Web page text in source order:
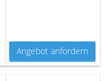
Angebot anfordern